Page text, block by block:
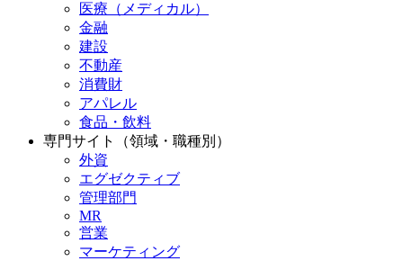
医療（メディカル）
金融
建設
不動産
消費財
アパレル
食品・飲料
専門サイト（領域・職種別）
外資
エグゼクティブ
管理部門
MR
営業
マーケティング